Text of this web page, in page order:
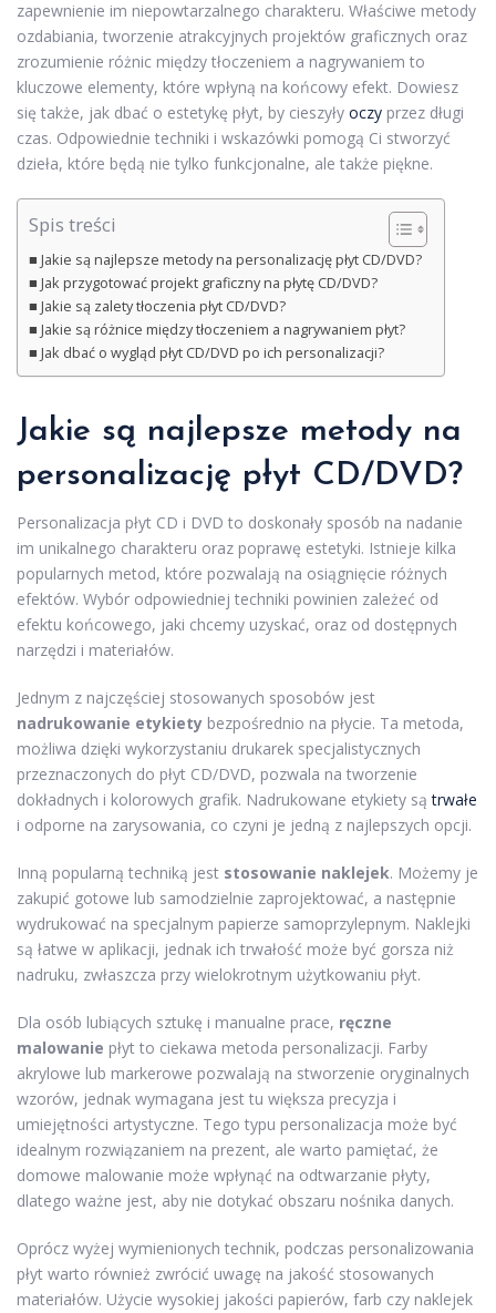
zapewnienie im niepowtarzalnego charakteru. Właściwe metody
ozdabiania, tworzenie atrakcyjnych projektów graficznych oraz
zrozumienie różnic między tłoczeniem a nagrywaniem to
kluczowe elementy, które wpłyną na końcowy efekt. Dowiesz
się także, jak dbać o estetykę płyt, by cieszyły oczy przez długi
czas. Odpowiednie techniki i wskazówki pomogą Ci stworzyć
dzieła, które będą nie tylko funkcjonalne, ale także piękne.
Spis treści
Jakie są najlepsze metody na personalizację płyt CD/DVD?
Jak przygotować projekt graficzny na płytę CD/DVD?
Jakie są zalety tłoczenia płyt CD/DVD?
Jakie są różnice między tłoczeniem a nagrywaniem płyt?
Jak dbać o wygląd płyt CD/DVD po ich personalizacji?
Jakie są najlepsze metody na
personalizację płyt CD/DVD?
Personalizacja płyt CD i DVD to doskonały sposób na nadanie
im unikalnego charakteru oraz poprawę estetyki. Istnieje kilka
popularnych metod, które pozwalają na osiągnięcie różnych
efektów. Wybór odpowiedniej techniki powinien zależeć od
efektu końcowego, jaki chcemy uzyskać, oraz od dostępnych
narzędzi i materiałów.
Jednym z najczęściej stosowanych sposobów jest
nadrukowanie etykiety bezpośrednio na płycie. Ta metoda,
możliwa dzięki wykorzystaniu drukarek specjalistycznych
przeznaczonych do płyt CD/DVD, pozwala na tworzenie
dokładnych i kolorowych grafik. Nadrukowane etykiety sątrwałe
i odporne na zarysowania, co czyni je jedną z najlepszych opcji.
Inną popularną techniką jest stosowanie naklejek. Możemy je
zakupić gotowe lub samodzielnie zaprojektować, a następnie
wydrukować na specjalnym papierze samoprzylepnym. Naklejki
są łatwe w aplikacji, jednak ich trwałość może być gorsza niż
nadruku, zwłaszcza przy wielokrotnym użytkowaniu płyt.
Dla osób lubiących sztukę i manualne prace, ręczne
malowanie płyt to ciekawa metoda personalizacji. Farby
akrylowe lub markerowe pozwalają na stworzenie oryginalnych
wzorów, jednak wymagana jest tu większa precyzja i
umiejętności artystyczne. Tego typu personalizacja może być
idealnym rozwiązaniem na prezent, ale warto pamiętać, że
domowe malowanie może wpłynąć na odtwarzanie płyty,
dlatego ważne jest, aby nie dotykać obszaru nośnika danych.
Oprócz wyżej wymienionych technik, podczas personalizowania
płyt warto również zwrócić uwagę na jakość stosowanych
materiałów. Użycie wysokiej jakości papierów, farb czy naklejek